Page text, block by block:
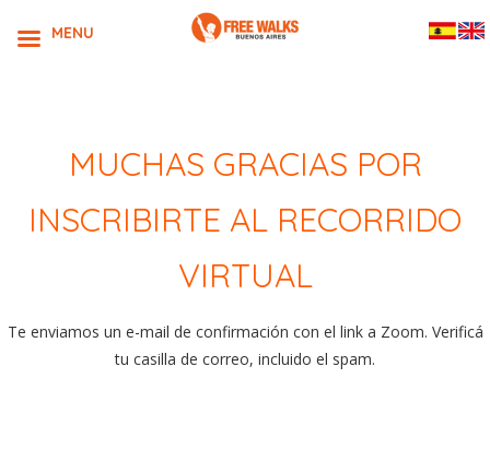
MUCHAS GRACIAS POR
INSCRIBIRTE AL RECORRIDO
VIRTUAL
Te enviamos un e-mail de confirmación con el link a Zoom. Verificá
tu casilla de correo, incluido el spam.
MENU